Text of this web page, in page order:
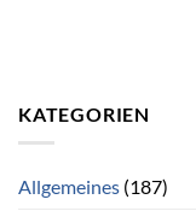
KATEGORIEN
Allgemeines (187)